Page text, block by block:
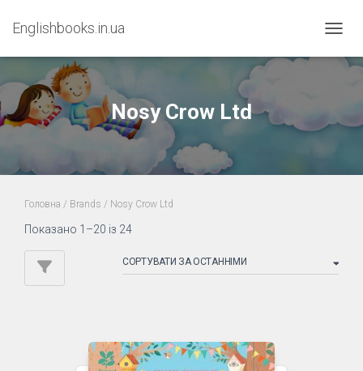
Englishbooks.in.ua
Nosy Crow Ltd
Головна / Brands / Nosy Crow Ltd
Показано 1–20 із 24Sorted
latest